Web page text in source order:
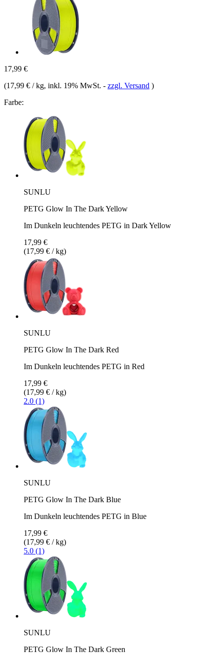
17,99 €
(17,99 € / kg, inkl. 19% MwSt. - zzgl. Versand )
Farbe:
SUNLU
PETG Glow In The Dark Yellow
Im Dunkeln leuchtendes PETG in Dark Yellow
17,99 €
(17,99 € / kg)
SUNLU
PETG Glow In The Dark Red
Im Dunkeln leuchtendes PETG in Red
17,99 €
(17,99 € / kg)
2.0 (1)
SUNLU
PETG Glow In The Dark Blue
Im Dunkeln leuchtendes PETG in Blue
17,99 €
(17,99 € / kg)
5.0 (1)
SUNLU
PETG Glow In The Dark Green